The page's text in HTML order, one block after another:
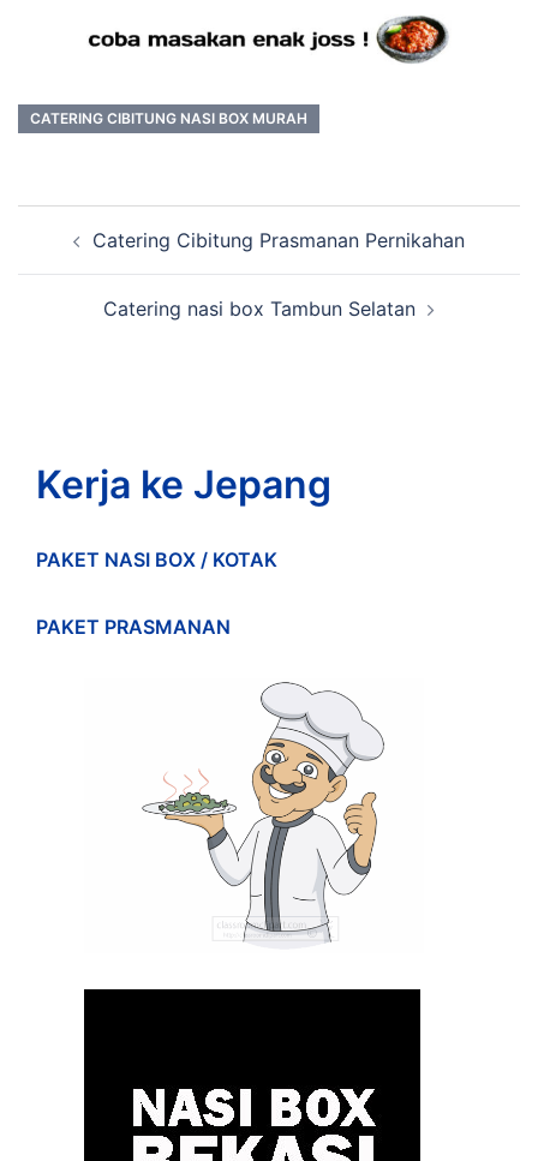
CATERING CIBITUNG NASI BOX MURAH
navigation
Catering Cibitung Prasmanan Pernikahan
Catering nasi box Tambun Selatan
Kerja ke Jepang
PAKET NASI BOX / KOTAK
PAKET PRASMANAN